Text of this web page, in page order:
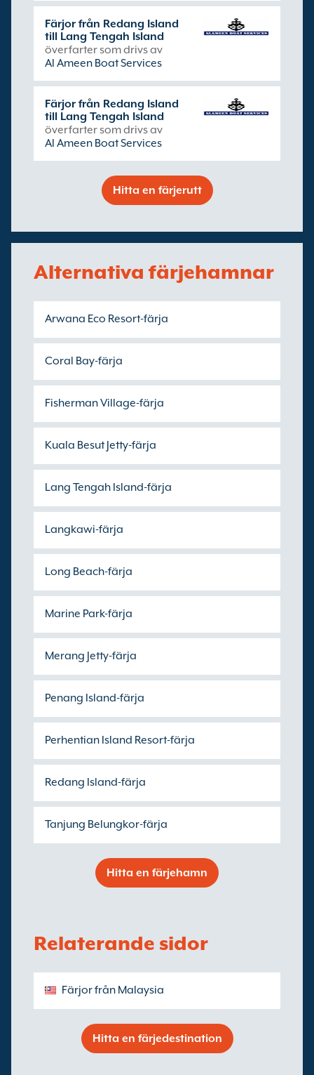
Färjor från Redang Island
till Lang Tengah Island
överfarter som drivs av
Al Ameen Boat Services
Färjor från Redang Island
till Lang Tengah Island
överfarter som drivs av
Al Ameen Boat Services
Hitta en färjerutt
Alternativa färjehamnar
Arwana Eco Resort-färja
Coral Bay-färja
Fisherman Village-färja
Kuala Besut Jetty-färja
Lang Tengah Island-färja
Langkawi-färja
Long Beach-färja
Marine Park-färja
Merang Jetty-färja
Penang Island-färja
Perhentian Island Resort-färja
Redang Island-färja
Tanjung Belungkor-färja
Hitta en färjehamn
Relaterande sidor
Färjor från Malaysia
Hitta en färjedestination